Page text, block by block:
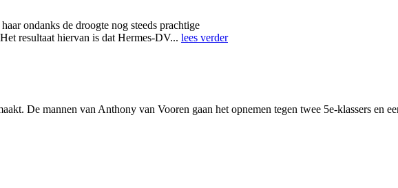
ondanks de droogte nog steeds prachtige
resultaat hiervan is dat Hermes-DV... lees verder
De mannen van Anthony van Vooren gaan het opnemen tegen twee 5e-klassers en